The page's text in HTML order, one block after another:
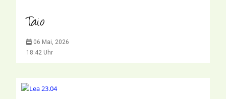
Taio
06 Mai, 2026
18:42 Uhr